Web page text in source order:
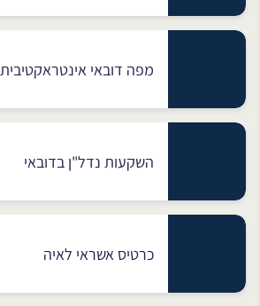
מפה דובאי אינטראקטיבית
השקעות נדל"ן בדובאי
כרטיס אשראי לאיה